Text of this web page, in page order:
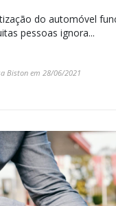
do automóvel
pessoas ignora...
Bistonem 28/06/2021